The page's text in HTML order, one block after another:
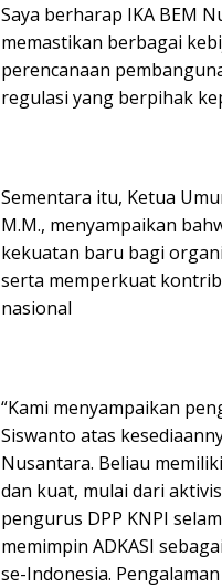
Saya berharap IKA BEM
memastikan berbagai
perencanaan
regulasi yang berpihak
Sementara itu, Ketua
M.M., menyampaikan
kekuatan baru bagi
serta memperkuat
nasional
“Kami menyampaikan
Siswanto atas
Nusantara. Beliau
dan kuat, mulai dari
pengurus DPP KNPI
memimpin ADKASI
se-Indonesia.